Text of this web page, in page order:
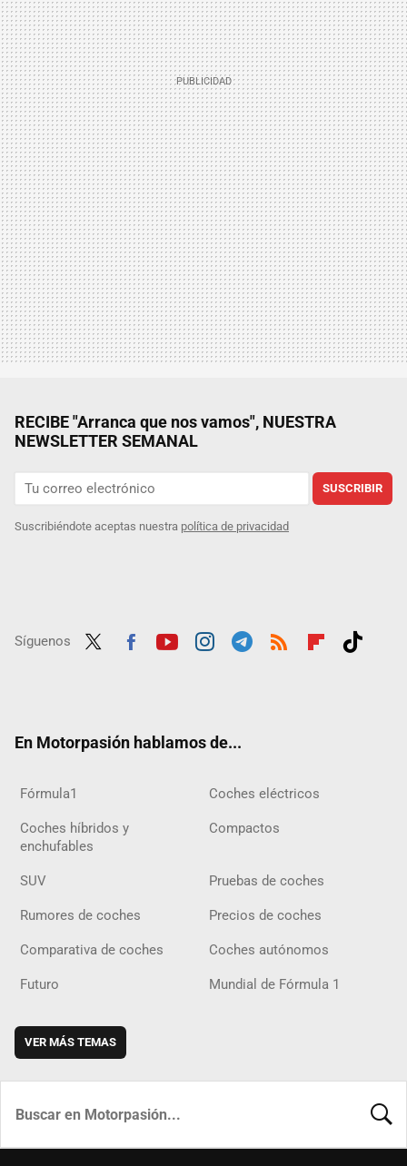
RECIBE "Arranca que nos vamos", NUESTRA
NEWSLETTER SEMANAL
SUSCRIBIR
Suscribiéndote aceptas nuestra política de privacidad
Síguenos
En Motorpasión hablamos de...
Fórmula1 Coches eléctricos
Coches híbridos y
enchufables
Compactos
SUV Pruebas de coches
Rumores de coches Precios de coches
Comparativa de coches Coches autónomos
Futuro Mundial de Fórmula 1
VER MÁS TEMAS